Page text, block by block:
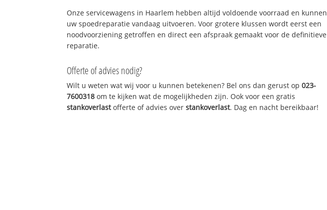
Onze servicewagens in Haarlem hebben altijd voldoende voorraad en kunnen
uw spoedreparatie vandaag uitvoeren. Voor grotere klussen wordt eerst een
noodvoorziening getroffen en direct een afspraak gemaakt voor de definitieve
reparatie.
Offerte of advies nodig?
Wilt u weten wat wij voor u kunnen betekenen? Bel ons dan gerust op023-
7600318 om te kijken wat de mogelijkheden zijn. Ook voor een gratis
stankoverlastofferte of advies overstankoverlast. Dag en nacht bereikbaar!